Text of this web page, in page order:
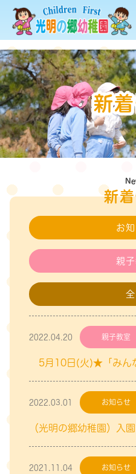
新
新
お
親
2022.04.20 親子教室
5月10日(火)★「みん
2022.03.01 お知らせ
（光明の郷幼稚園）入
2021.11.04 お知らせ